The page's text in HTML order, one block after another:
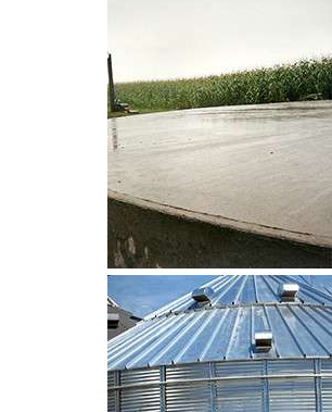
CLIQUEZ POUR